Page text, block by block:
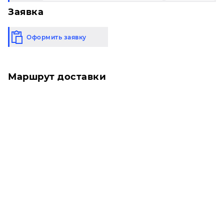
Заявка
Оформить заявку
Маршрут доставки